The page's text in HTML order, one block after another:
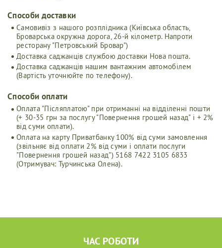
Cпособи доставки
Самовивіз з нашого розплідника (Київська область,
Броварська окружна дорога, 26-й кілометр. Напроти
ресторану "Петровський Бровар")
Доставка саджанців службою доставки Нова пошта.
Доставка саджанців нашим вантажним автомобілем
(Вартість уточнюйте по телефону).
Способи оплати
Оплата "Післяплатою" при отриманні на відділенні пошти
(+ 30-35 грн за послугу "Повернення грошей назад" і + 2%
від суми оплати).
Оплата на карту Приватбанку 100% від суми замовлення
(звільняє від оплати 2% від суми і оплати послуги
"Повернення грошей назад") 5168 7422 3105 6833
(Отримувач: Турчинська Олена).
ЧАС РОБОТИ